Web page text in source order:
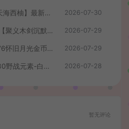
GGE2互通西游【神界天海西柚】最新整理Win系服务端+安卓苹果PC三端+内置GM工具+全套源码+详细搭建教程+视频教程 2026-07-30
RED三端引擎传奇手游【聚义木剑沉默高仿嘟嘟沉默】最新整理Win系服务端+安卓苹果PC三端+详细搭建教程 2026-07-29
战神引擎传奇手游【1.76怀旧月光金币版】最新整理Win系复古服务端+安卓苹果双端+GM授权物品后台+详细搭建教程 2026-07-29
战神引擎传奇手游【1.80野战元素-白猪7.2免授权】最新整理Win系特色服务端+安卓+GM授权物品后台+详细搭建教程 2026-07-28
暂无评论